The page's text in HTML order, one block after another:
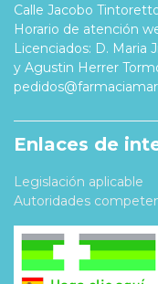
Calle Jacobo
Horario de atención
Licenciados: D. Maria
y Agustin Herrer
Enlaces de
Legislación aplicable
Autoridades